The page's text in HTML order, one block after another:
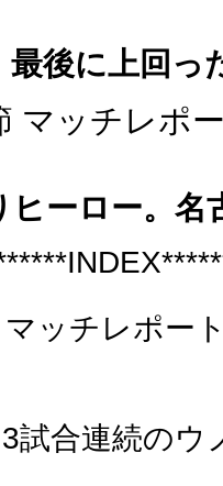
後に上回っ
マッチレポ
ーロー。名
ッチレポー
試合連続のウ